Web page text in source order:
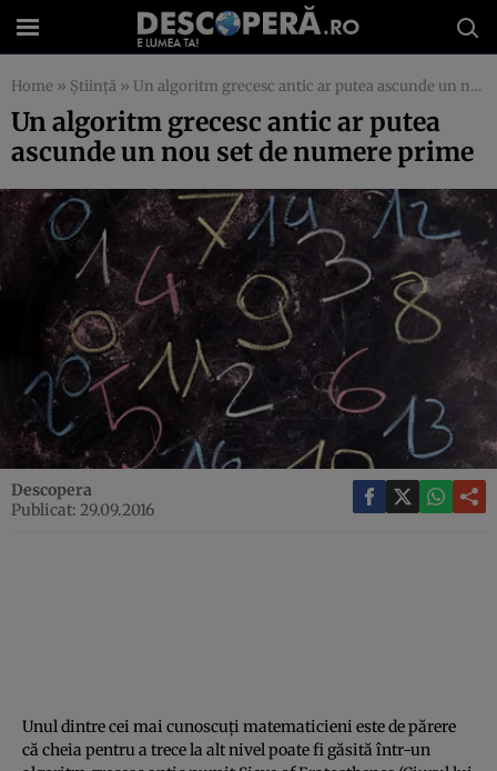
Home » Știință » Un algoritm grecesc antic ar putea ascunde un nou set de numere prime
Un algoritm grecesc antic ar putea
ascunde un nou set de numere prime
Descopera
Publicat: 29.09.2016
Unul dintre cei mai cunoscuţi matematicieni este de părere
că cheia pentru a trece la alt nivel poate fi găsită într-un